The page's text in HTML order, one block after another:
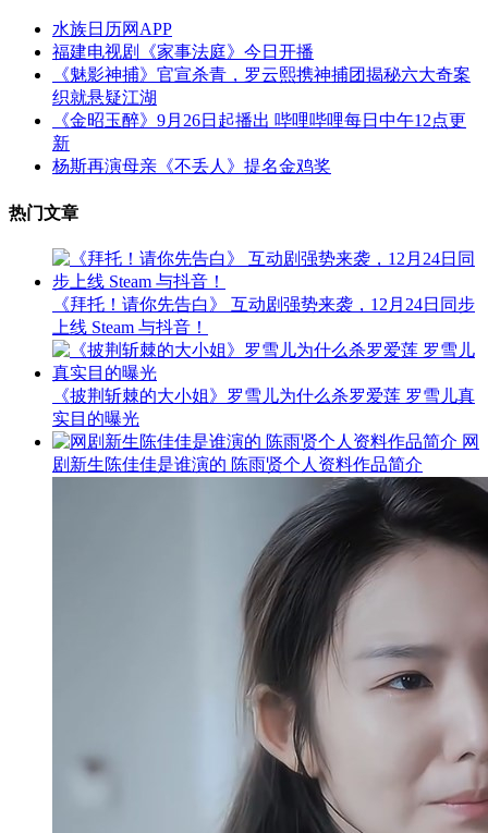
水族日历网APP
福建电视剧《家事法庭》今日开播
《魅影神捕》官宣杀青，罗云熙携神捕团揭秘六大奇案
织就悬疑江湖
《金昭玉醉》9月26日起播出 哔哩哔哩每日中午12点更
新
杨斯再演母亲《不丢人》提名金鸡奖
热门文章
《拜托！请你先告白》 互动剧强势来袭，12月24日同步
上线 Steam 与抖音！
《披荆斩棘的大小姐》罗雪儿为什么杀罗爱莲 罗雪儿真
实目的曝光
网
剧新生陈佳佳是谁演的 陈雨贤个人资料作品简介